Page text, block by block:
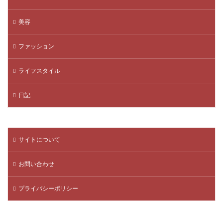
美容
ファッション
ライフスタイル
日記
サイトについて
お問い合わせ
プライバシーポリシー